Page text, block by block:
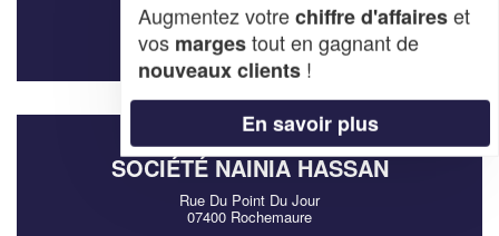
30 Rue Du Bousquet
07800 Saint-Laurent-du-Pape
SOCIÉTÉ NAINIA HASSAN
Rue Du Point Du Jour
07400 Rochemaure
Augmentez votrechiffre d'affaireset
vos margestout en gagnant de
nouveaux clients !
En savoir plus